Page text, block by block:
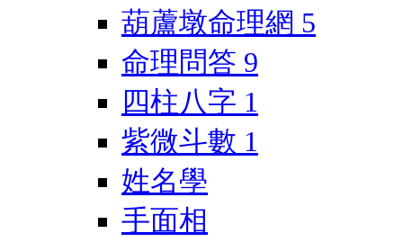
葫蘆墩命理網 5
命理問答 9
四柱八字 1
紫微斗數 1
姓名學
手面相